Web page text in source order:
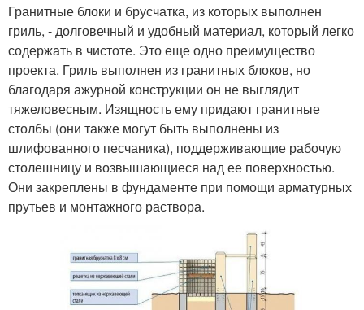
Гранитные блоки и брусчатка, из которых выполнен
гриль, - долговечный и удобный материал, который легко
содержать в чистоте. Это еще одно преимущество
проекта. Гриль выполнен из гранитных блоков, но
благодаря ажурной конструкции он не выглядит
тяжеловесным. Изящность ему придают гранитные
столбы (они также могут быть выполнены из
шлифованного песчаника), поддерживающие рабочую
столешницу и возвышающиеся над ее поверхностью.
Они закреплены в фундаменте при помощи арматурных
прутьев и монтажного раствора.